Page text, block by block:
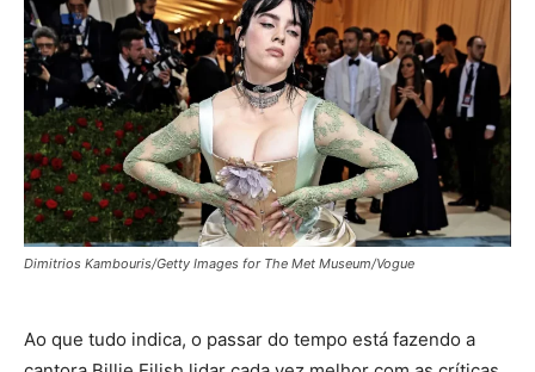
Dimitrios Kambouris/Getty Images for The Met Museum/Vogue
Ao que tudo indica, o passar do tempo está fazendo a